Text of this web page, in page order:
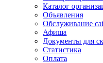
Каталог
Объявления
Обслуживание
Афиша
Документы для
Статистика
Оплата